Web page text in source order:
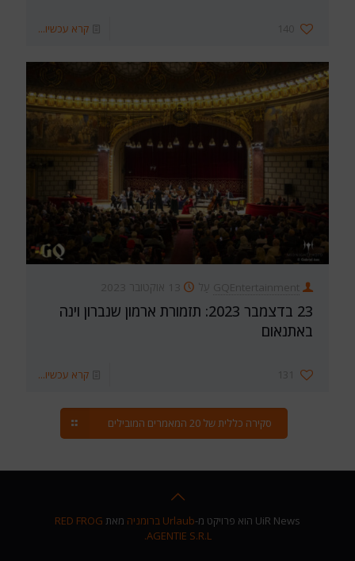
140 קרא עכשיו...
GQEntertainment עַל 13 אוקטובר 2023
23 בדצמבר 2023: תזמורת ארמון שנברון וינה
באתנאום
131 קרא עכשיו...
סקירה כללית של 20 המאמרים המובילים
UiR News הוא פרויקט מ- Urlaub ברומניה מאת RED FROG
AGENTIE S.R.L.